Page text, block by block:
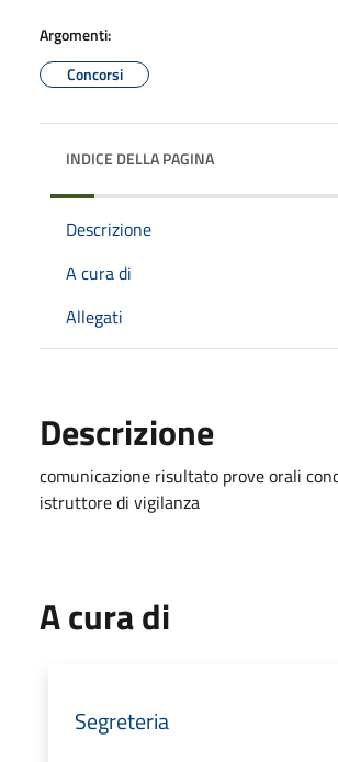
Argomenti:
Concorsi
INDICE DELLA PAGINA
Descrizione
A cura di
Allegati
Descrizione
comunicazione risultato prove orali
istruttore di vigilanza
A cura di
Segreteria